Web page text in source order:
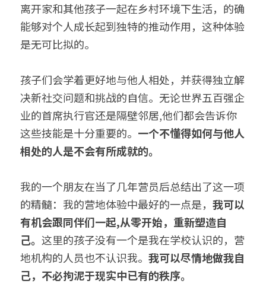
离开家和其他孩子一起在乡村环境下生活，的确
能够对个人成长起到独特的推动作用，这种体验
是无可比拟的。
孩子们会学着更好地与他人相处，并获得独立解
决新社交问题和挑战的自信。无论世界五百强企
业的首席执行官还是隔壁邻居,他们都会告诉你
这些技能是十分重要的。 一个不懂得如何与他人
相处的人是不会有所成就的。
我的一个朋友在当了几年营员后总结出了这一项
的精髓：我的营地体验中最好的一点是， 我可以
有机会跟同伴们一起,从零开始，重新塑造自
己。 这里的孩子没有一个是我在学校认识的，营
地机构的人员也不认识我。 我可以尽情地做我自
己，不必拘泥于现实中已有的秩序。